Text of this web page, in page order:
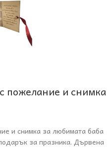
пожелание и снимка
и снимка за любимата баба
за празника. Дървена